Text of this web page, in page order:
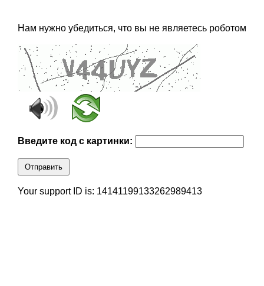
Нам нужно убедиться, что вы не являетесь роботом
Введите код с картинки:
Отправить
Your support ID is: 14141199133262989413